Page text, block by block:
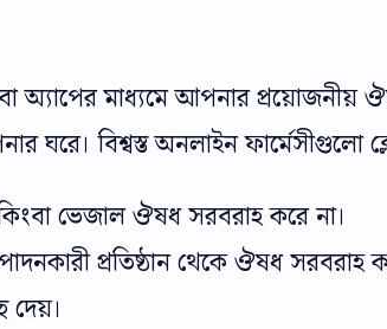
অ্যাপের মাধ্যমে আপনার প্রয়োজনীয়
ঘরে। বিশ্বস্ত অনলাইন ফার্মেসীগুলো
কিংবা ভেজাল ঔষধ সরবরাহ করে না।
প্রতিষ্ঠান থেকে ঔষধ
দেয়।